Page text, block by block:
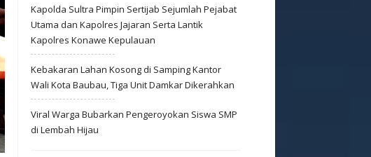
Kapolda Sultra Pimpin Sertijab Sejumlah Pejabat
Utama dan Kapolres Jajaran Serta Lantik
Kapolres Konawe Kepulauan
Kebakaran Lahan Kosong di Samping Kantor
Wali Kota Baubau, Tiga Unit Damkar Dikerahkan
Viral Warga Bubarkan Pengeroyokan Siswa SMP
di Lembah Hijau